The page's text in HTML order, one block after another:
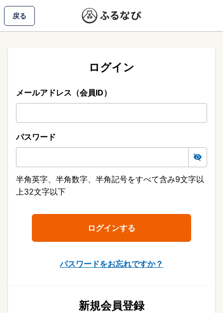
戻る
ログイン
メールアドレス（会員ID）
パスワード
半角英字、半角数字、半角記号をすべて含み9文字以
上32文字以下
パスワードをお忘れですか？
新規会員登録